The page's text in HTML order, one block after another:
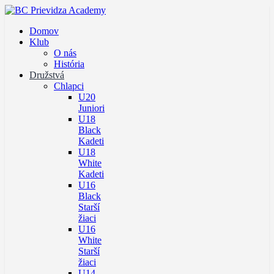
Domov
Klub
O nás
História
Družstvá
Chlapci
U20
Juniori
U18
Black
Kadeti
U18
White
Kadeti
U16
Black
Starší
žiaci
U16
White
Starší
žiaci